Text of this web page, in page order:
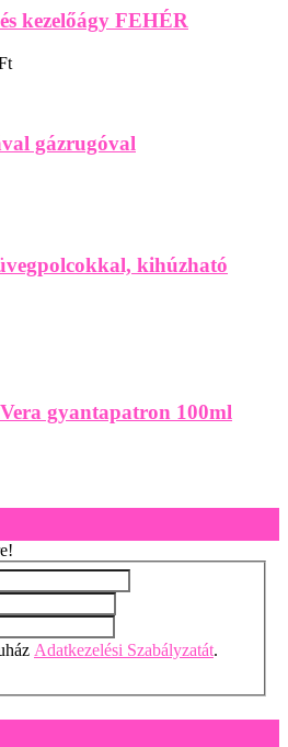
kezelőágy FEHÉR
gázrugóval
kihúzható
gyantapatron 100ml
Adatkezelési Szabályzatát.